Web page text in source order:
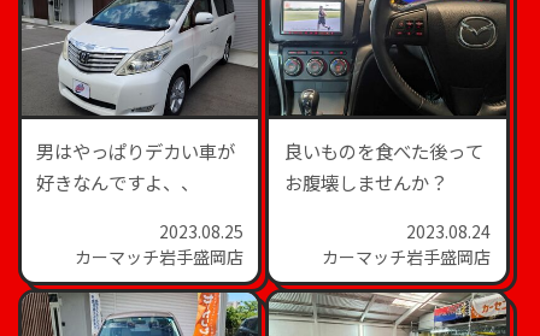
男はやっぱりデカい車が
好きなんですよ、、
2023.08.25
カーマッチ岩手盛岡店
良いものを食べた後って
お腹壊しませんか？
2023.08.24
カーマッチ岩手盛岡店